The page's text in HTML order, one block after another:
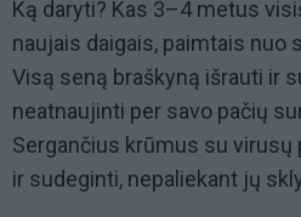
Ką daryti? Kas 3–4 metus
naujais daigais, paimtais nuo
Visą seną braškyną išrauti ir
neatnaujinti per savo pačių
Sergančius krūmus su virusų
ir sudeginti, nepaliekant jų